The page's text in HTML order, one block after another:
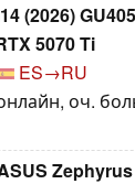
(2026)
5070 Ti
ES→RU
оч.
Zephyrus